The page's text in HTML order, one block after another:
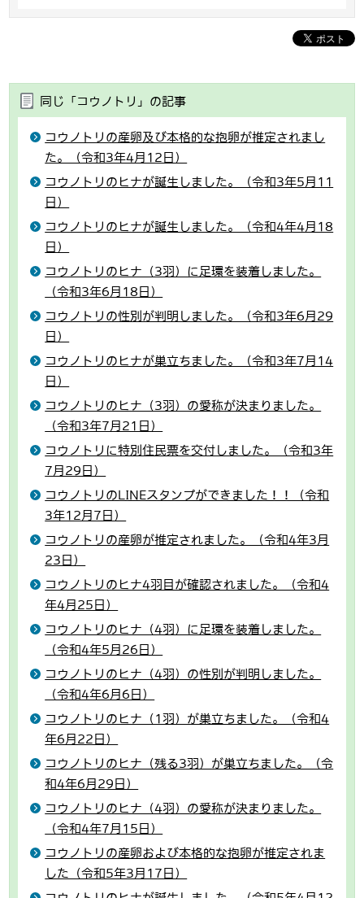
同じ「コウノトリ」の記事
コウノトリの産卵及び本格的な抱卵が推定されまし
た。（令和3年4月12日）
コウノトリのヒナが誕生しました。（令和3年5月11
日）
コウノトリのヒナが誕生しました。（令和4年4月18
日）
コウノトリのヒナ（3羽）に足環を装着しました。
（令和3年6月18日）
コウノトリの性別が判明しました。（令和3年6月29
日）
コウノトリのヒナが巣立ちました。（令和3年7月14
日）
コウノトリのヒナ（3羽）の愛称が決まりました。
（令和3年7月21日）
コウノトリに特別住民票を交付しました。（令和3年
7月29日）
コウノトリのLINEスタンプができました！！（令和
3年12月7日）
コウノトリの産卵が推定されました。（令和4年3月
23日）
コウノトリのヒナ4羽目が確認されました。（令和4
年4月25日）
コウノトリのヒナ（4羽）に足環を装着しました。
（令和4年5月26日）
コウノトリのヒナ（4羽）の性別が判明しました。
（令和4年6月6日）
コウノトリのヒナ（1羽）が巣立ちました。（令和4
年6月22日）
コウノトリのヒナ（残る3羽）が巣立ちました。（令
和4年6月29日）
コウノトリのヒナ（4羽）の愛称が決まりました。
（令和4年7月15日）
コウノトリの産卵および本格的な抱卵が推定されま
した（令和5年3月17日）